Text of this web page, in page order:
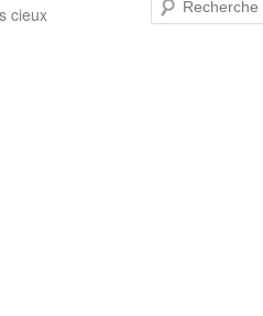
cieux